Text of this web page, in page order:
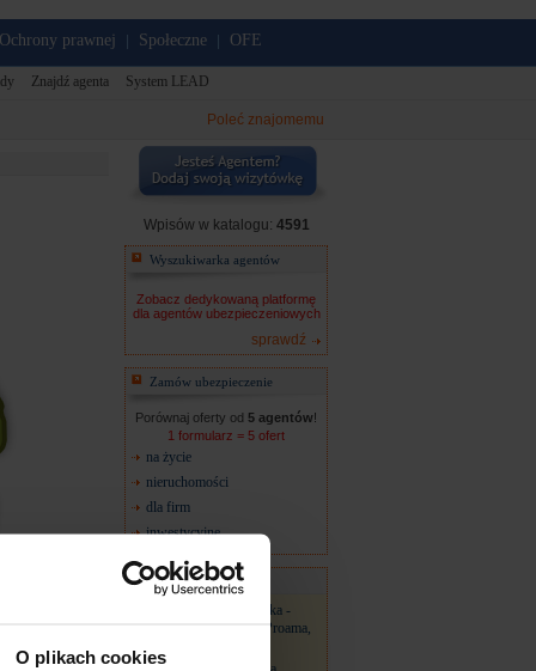
O plikach cookies
Ochrony prawnej Społeczne OFE
Znajdź agenta System LEAD
Poleć znajomemu
Wpisów w katalogu: 4591
Wyszukiwarka agentów
Zobacz dedykowaną platformę
dla agentów ubezpieczeniowych
sprawdź
Zamów ubezpieczenie
Porównaj oferty od 5 agentów!
1 formularz = 5 ofert
na życie
nieruchomości
dla firm
inwestycyjne
Promowane:
Urszula Wojciechowska -
MTU, Liberty,AXA,Proama,